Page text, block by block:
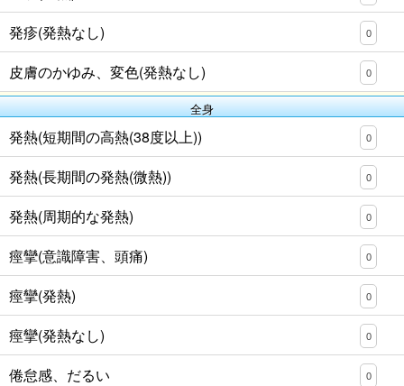
発疹(発熱なし) 0
皮膚のかゆみ、変色(発熱なし) 0
全身
発熱(短期間の高熱(38度以上)) 0
発熱(長期間の発熱(微熱)) 0
発熱(周期的な発熱) 0
痙攣(意識障害、頭痛) 0
痙攣(発熱) 0
痙攣(発熱なし) 0
倦怠感、だるい 0